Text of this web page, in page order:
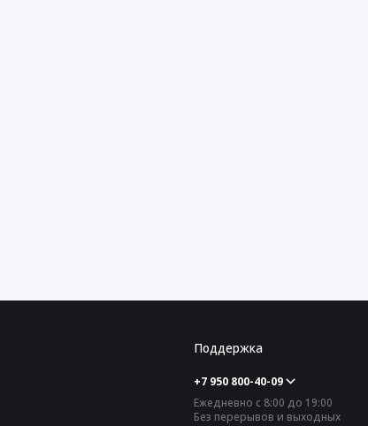
Поддержка
+7 950 800-40-09
Ежедневно с 8:00 до 19:00
Без перерывов и выходных